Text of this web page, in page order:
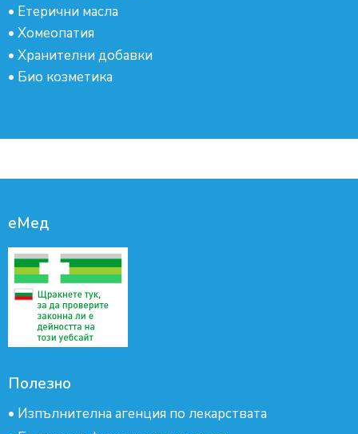
• Етерични масла
• Хомеопатия
• Хранителни добавки
• Био козметика
еМед
Полезно
• Изпълнителна агенция по лекарствата